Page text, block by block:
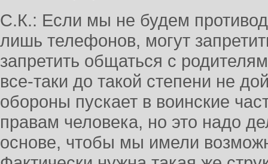
С.К.: Если мы не будем
лишь телефонов, могут
запретить общаться с
все-таки до такой степени не
обороны пускает в воинские
правам человека, но это надо
основе, чтобы мы имели